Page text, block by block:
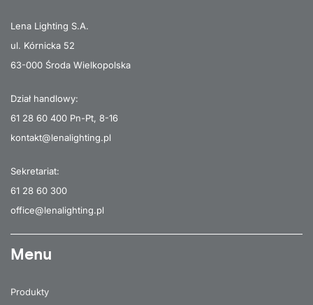
Lena Lighting S.A.
ul. Kórnicka 52
63-000 Środa Wielkopolska
Dział handlowy:
61 28 60 400 Pn-Pt, 8-16
kontakt@lenalighting.pl
Sekretariat:
61 28 60 300
office@lenalighting.pl
Menu
Produkty